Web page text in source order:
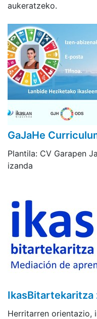
aukeratzeko.
GaJaHe
Plantila: CV Garapen
izanda
IkasBitartekaritza
Herritarren orientazio,